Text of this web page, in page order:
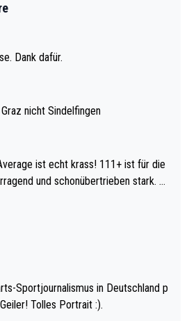
Dank dafür.
nicht Sindelfingen
echt krass! 111+ ist für die
und schonübertrieben stark. U
Sportjournalismus in Deutschland p
Tolles Portrait :).